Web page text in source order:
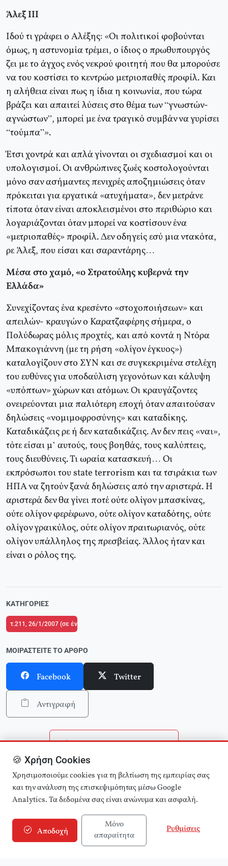
Άλεξ ΙΙΙ
Ιδού τι γράφει ο Αλέξης: «Οι πολιτικοί φοβούνται
όμως, η αστυνομία τρέμει, ο ίδιος ο πρωθυπουργός
ζει με το άγχος ενός νεκρού φοιτητή που θα μπορούσε
να του κοστίσει το κεντρώο μετριοπαθές προφίλ. Και
η αλήθεια είναι πως η ίδια η κοινωνία, που τώρα
βράζει και απαιτεί λύσεις στο θέμα των “γνωστών-
αγνώστων”, μπορεί με ένα τραγικό συμβάν να γυρίσει
“τούμπα”».
Έτσι χοντρά και απλά γίνονται οι σχεδιασμοί και οι
υπολογισμοί. Οι ανθρώπινες ζωές κοστολογούνται
μόνο σαν ασήμαντες πενιχρές αποζημιώσεις όταν
πρόκειται για εργατικά «ατυχήματα», δεν μετράνε
τίποτα όταν είναι αποκλεισμένοι στο περιθώριο και
λογαριάζονται όταν μπορεί να κοστίσουν ένα
«μετριοπαθές» προφίλ. Δεν οδηγείς εσύ μια ντακότα,
ρε Άλεξ, που είσαι και σαραντάρης…
Μέσα στο χαμό, «ο Στρατούλης κυβερνά την
Ελλάδα»
Συνεχίζοντας ένα κρεσέντο «στοχοποιήσεων» και
απειλών- κραυγών ο Καρατζαφέρης σήμερα, ο
Πολύδωρας μόλις προχτές, και από κοντά η Ντόρα
Μπακογιάννη (με τη ρήση «ολίγον έγκυος»)
καταλογίζουν στο ΣΥΝ και σε συγκεκριμένα στελέχη
του ευθύνες για υποδαύλιση γεγονότων και κάλυψη
«υπόπτων» χώρων και ατόμων. Οι κραυγάζοντες
ονειρεύονται μια παλιότερη εποχή όταν απαιτούσαν
δηλώσεις «νομιμοφροσύνης» και καταδίκης.
Καταδικάζεις ρε ή δεν καταδικάζεις. Αν δεν πεις «ναι»,
τότε είσαι μ’ αυτούς, τους βοηθάς, τους καλύπτεις,
τους διευθύνεις. Τι ωραία κατασκευή… Οι
εκπρόσωποι του state terrorism και τα τσιράκια των
ΗΠΑ να ζητούν ξανά δηλώσεις από την αριστερά. Η
αριστερά δεν θα γίνει ποτέ ούτε ολίγον μπασκίνας,
ούτε ολίγον φερέφωνο, ούτε ολίγον καταδότης, ούτε
ολίγον γραικύλος, ούτε ολίγον πραιτωριανός, ούτε
ολίγον υπάλληλος της πρεσβείας. Άλλος ήταν και
είναι ο ρόλος της.
ΚΑΤΗΓΟΡΊΕΣ
τ.211, 26/1/2007 (σε ένθετο το τ.1 του Δικτύου Κριτικής και Δράσης στην
ΜΟΙΡΑΣΤΕΊΤΕ ΤΟ ΆΡΘΡΟ
Facebook Twitter
Αντιγραφή
Επιστροφή στην αρχική
Αναζήτηση άρθρων
🍪 Χρήση Cookies
Χρησιμοποιούμε cookies για τη βελτίωση της εμπειρίας σας
και την ανάλυση της επισκεψιμότητας μέσω Google
Analytics. Τα δεδομένα σας είναι ανώνυμα και ασφαλή.
Αποδοχή
Μόνο
απαραίτητα
Ρυθμίσεις